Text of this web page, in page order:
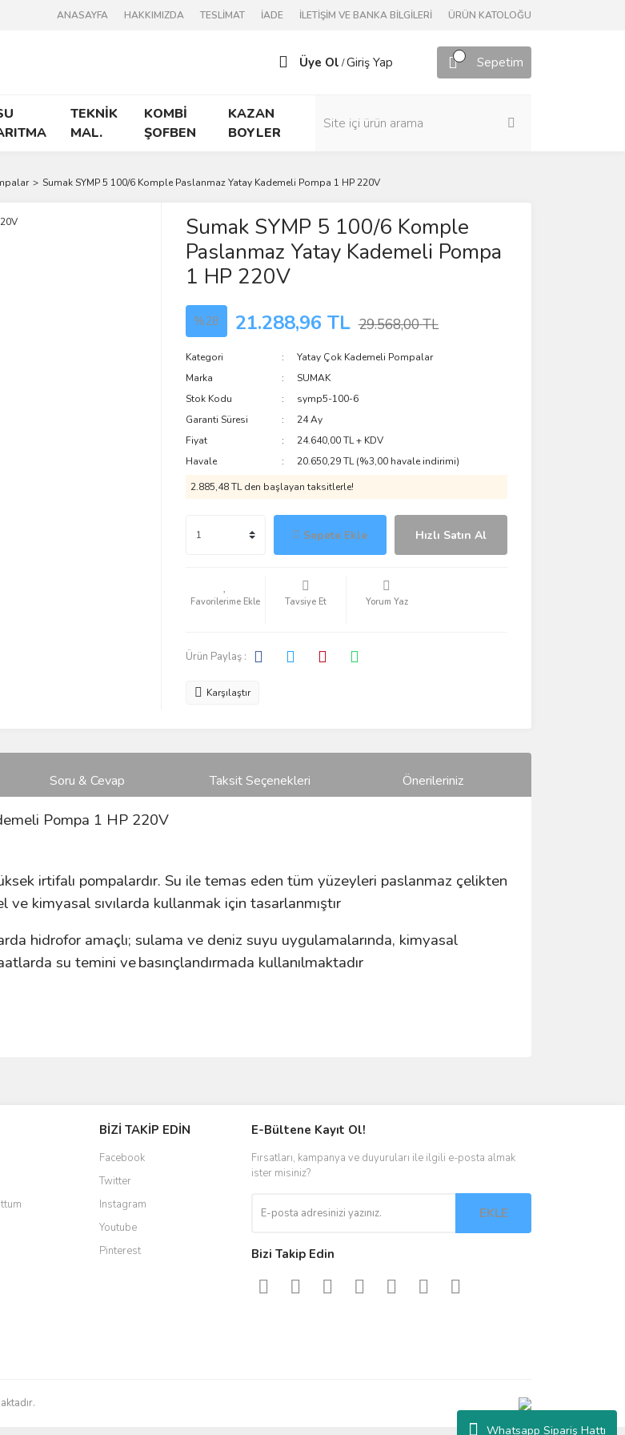
Whatsapp Sipariş Hattı
ANASAYFA HAKKIMIZDA TESLİMAT İADE İLETİŞİM VE BANKA BİLGİLERİ ÜRÜN KATOLOĞU
Üye Ol /Giriş Yap Sepetim
TEKNİK
MAL.
KOMBİ
ŞOFBEN
KAZAN
BOYLER
Sumak SYMP 5 100/6 Komple Paslanmaz Yatay Kademeli Pompa 1 HP 220V
Sumak SYMP 5 100/6 Komple
Paslanmaz Yatay Kademeli Pompa
1 HP 220V
%28 21.288,96 TL 29.568,00 TL
Kategori
Yatay Çok Kademeli Pompalar
Marka
SUMAK
Stok Kodu
symp5-100-6
Garanti Süresi
24 Ay
Fiyat
24.640,00 TL + KDV
Havale
20.650,29 TL (%3,00 havale indirimi)
2.885,48 TL den başlayan taksitlerle!
Sepete Ekle Hızlı Satın Al
Tavsiye Et Yorum Yaz
Ürün Paylaş :
Karşılaştır
Soru & Cevap Taksit Seçenekleri Önerileriniz
Pompa 1 HP 220V
irtifalı pompalardır. Su ile temas eden tüm yüzeyleri paslanmaz çelikten
ve kimyasal sıvılarda kullanmak için tasarlanmıştır
hidrofor amaçlı; sulama ve deniz suyu uygulamalarında, kimyasal
su temini vebasınçlandırmada kullanılmaktadır
BİZİ TAKİP EDİN
Facebook
Twitter
Instagram
Youtube
Pinterest
E-Bültene Kayıt Ol!
Fırsatları, kampanya ve duyuruları ile ilgili e-posta almak
ister misiniz?
EKLE
Bizi Takip Edin